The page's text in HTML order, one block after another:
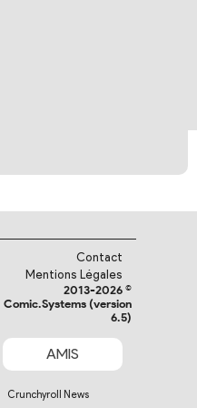
Contact
Mentions Légales
2013-2026 ©
Comic.Systems (version
6.5)
AMIS
Crunchyroll News